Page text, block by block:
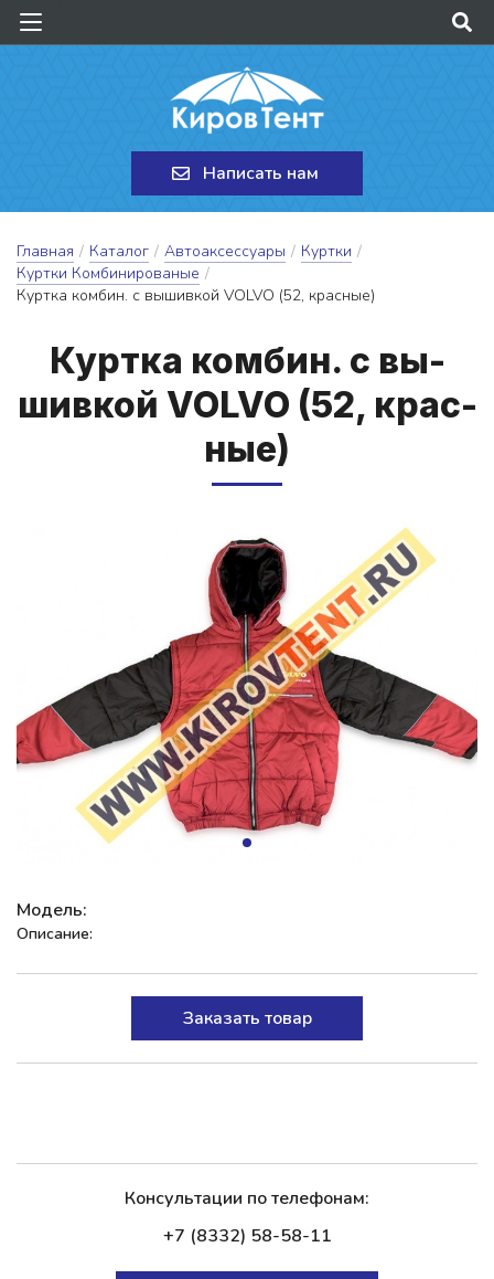
Написать нам
Главная / Каталог / Автоаксессуары / Куртки /
Куртки Комбинированые /
Куртка комбин. с вышивкой VOLVO (52, красные)
Кур­тка ком­бин. с вы­
шив­кой VOLVO (52, крас­
ные)
Модель:
Описание:
Заказать товар
Консультации по телефонам:
+7 (8332) 58-58-11